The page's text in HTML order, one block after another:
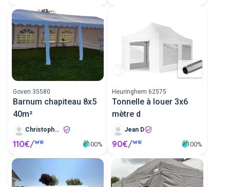
Goven 35580
Barnum chapiteau 8x5
40m²
Christophe Q
110€/we 100%
Heuringhem 62575
Tonnelle à louer 3x6
mètre d
Jean D
90€/we 100%